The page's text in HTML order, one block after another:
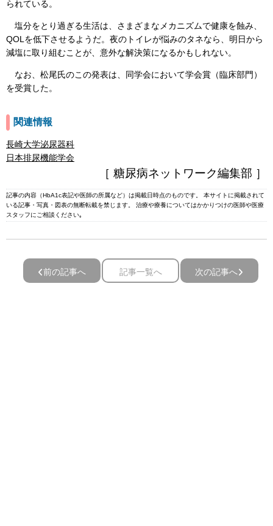
られている。
塩分をとり過ぎる生活は、さまざまなメカニズムで健康を蝕み、
QOLを低下させるようだ。夜のトイレが悩みのタネなら、明日から
減塩に取り組むことが、意外な解決策になるかもしれない。
なお、松尾氏のこの発表は、同学会において学会賞（臨床部門）
を受賞した。
関連情報
長崎大学泌尿器科
日本排尿機能学会
［ 糖尿病ネットワーク編集部 ］
記事の内容（HbA1c表記や医師の所属など）は掲載日時点のものです。 本サイトに掲載されて
いる記事・写真・図表の無断転載を禁じます。 治療や療養についてはかかりつけの医師や医療
スタッフにご相談ください｡
前の記事へ 記事一覧へ 次の記事へ